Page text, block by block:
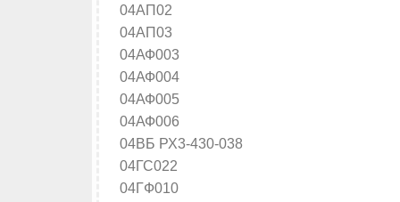
04АП02
04АП03
04АФ003
04АФ004
04АФ005
04АФ006
04ВБ РХ3-430-038
04ГС022
04ГФ010